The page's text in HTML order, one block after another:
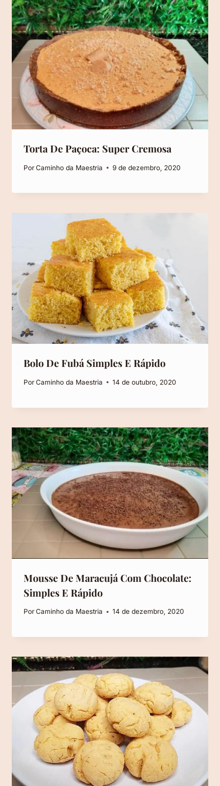
Torta De Paçoca: Super Cremosa
PorCaminho da Maestria 9 de dezembro, 2020
Bolo De Fubá Simples E Rápido
PorCaminho da Maestria 14 de outubro, 2020
Mousse De Maracujá Com Chocolate:
Simples E Rápido
PorCaminho da Maestria 14 de dezembro, 2020